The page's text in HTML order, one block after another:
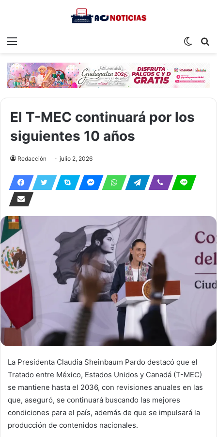
Menu
Switch
El T-MEC continuará por los
siguientes 10 años
Redacción julio 2, 2026
La Presidenta Claudia Sheinbaum Pardo destacó que el
Tratado entre México, Estados Unidos y Canadá (T-MEC)
se mantiene hasta el 2036, con revisiones anuales en las
que, aseguró, se continuará buscando las mejores
condiciones para el país, además de que se impulsará la
producción de contenidos nacionales.